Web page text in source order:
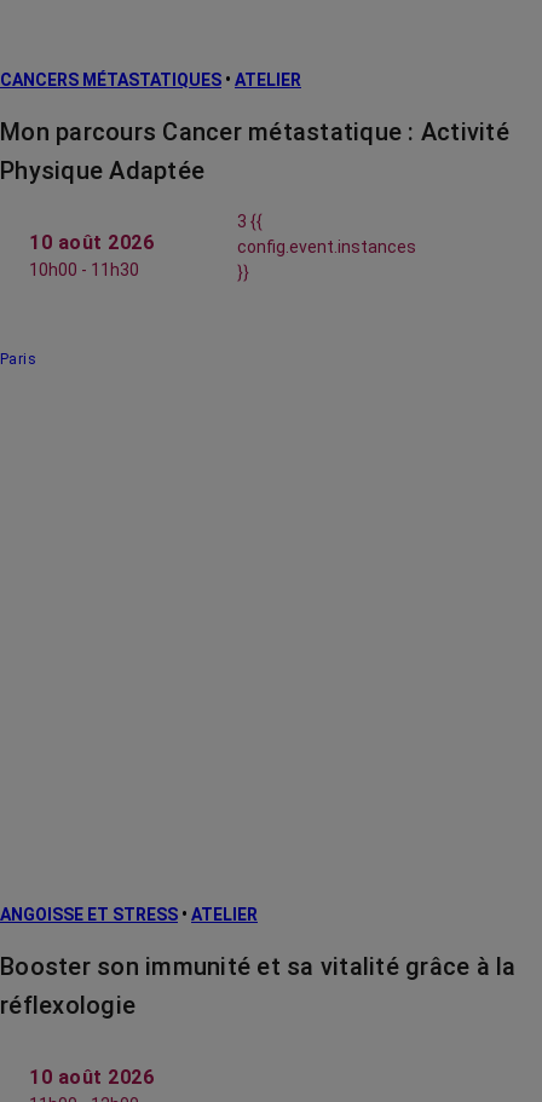
CANCERS MÉTASTATIQUES • ATELIER
Mon parcours Cancer métastatique : Activité
Physique Adaptée
10 août 2026
10h00 - 11h30
3 {{
config.event.instances
}}
Paris
ANGOISSE ET STRESS • ATELIER
Booster son immunité et sa vitalité grâce à la
réflexologie
10 août 2026